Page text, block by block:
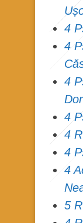
4
4
4
4
4
4
4
5